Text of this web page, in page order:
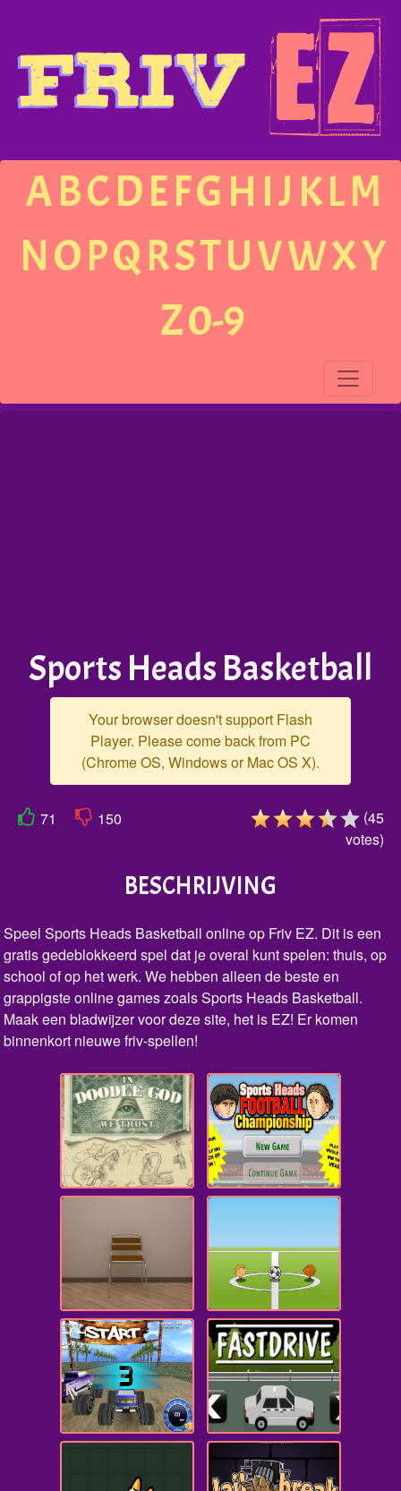
ABCDEFGH IJ KLM
NOPQRSTUVWXY
Z0-9
Sports Heads Basketball
Your browser doesn't support Flash
Player. Please come back from PC
(Chrome OS, Windows or Mac OS X).
71 150 (45
votes)
BESCHRIJVING
Speel Sports Heads Basketball online op Friv EZ. Dit is een
gratis gedeblokkeerd spel dat je overal kunt spelen: thuis, op
school of op het werk. We hebben alleen de beste en
grappigste online games zoals Sports Heads Basketball.
Maak een bladwijzer voor deze site, het is EZ! Er komen
binnenkort nieuwe friv-spellen!